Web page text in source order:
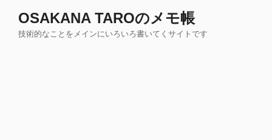
OSAKANA TAROのメモ帳
技術的なことをメインにいろいろ書いてくサイトです